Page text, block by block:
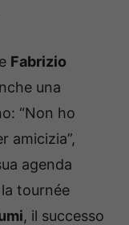
e Fabrizio
una
“Non ho
amicizia”,
agenda
tournée
, il successo